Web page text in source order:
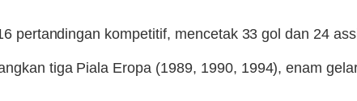
pertandingan kompetitif, mencetak 33 gol dan 24
tiga Piala Eropa (1989, 1990, 1994), enam